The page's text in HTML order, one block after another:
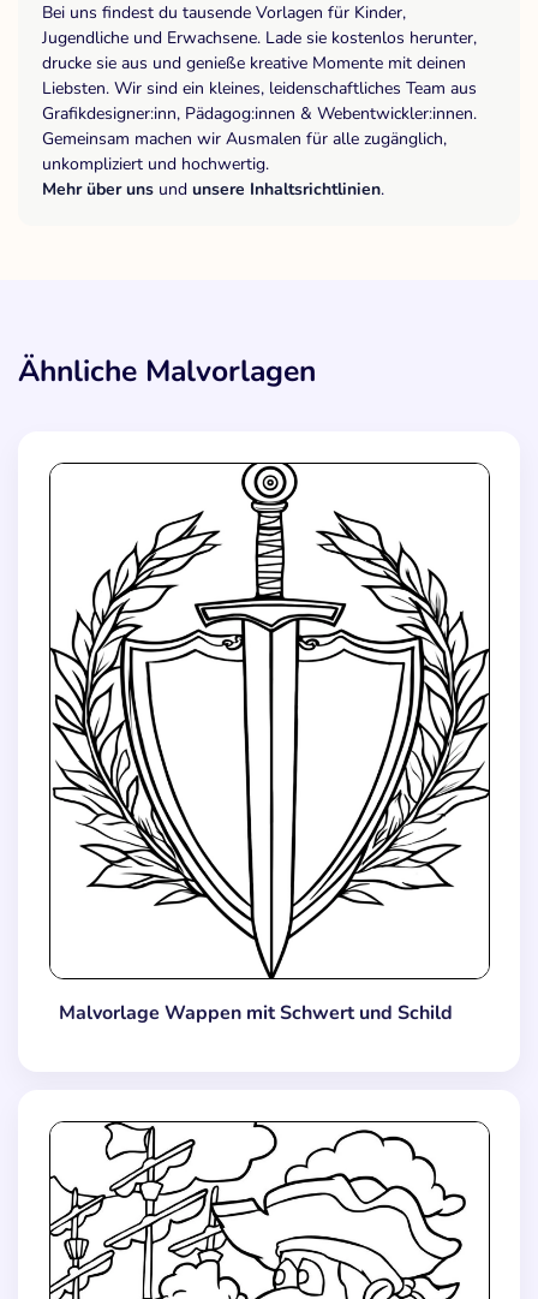
Bei uns findest du tausende Vorlagen für Kinder,
Jugendliche und Erwachsene. Lade sie kostenlos herunter,
drucke sie aus und genieße kreative Momente mit deinen
Liebsten. Wir sind ein kleines, leidenschaftliches Team aus
Grafikdesigner:inn, Pädagog:innen & Webentwickler:innen.
Gemeinsam machen wir Ausmalen für alle zugänglich,
unkompliziert und hochwertig.
Mehr über uns und unsere Inhaltsrichtlinien.
Ähnliche Malvorlagen
Malvorlage Wappen mit Schwert und Schild